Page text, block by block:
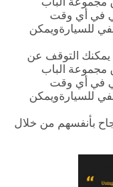
في أي وقت
للسيارةويمكن
يمكنك التوقف عن
مجموعة الباب
في أي وقت
للسيارةويمكن
بأنفسهم من خلال